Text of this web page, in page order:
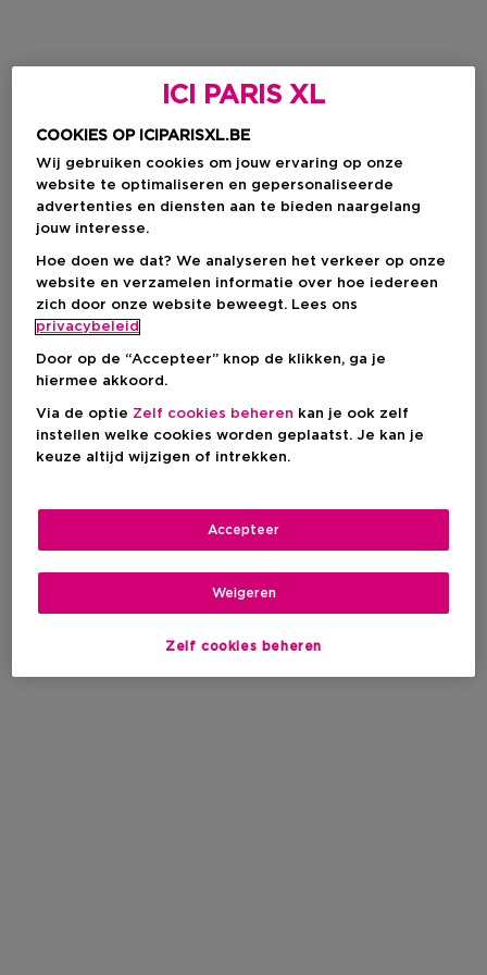
ICI PARIS XL
COOKIES OP ICIPARISXL.BE
Wij gebruiken cookies om jouw ervaring op onze
website te optimaliseren en gepersonaliseerde
advertenties en diensten aan te bieden naargelang
jouw interesse.
Hoe doen we dat? We analyseren het verkeer op onze
website en verzamelen informatie over hoe iedereen
zich door onze website beweegt. Lees ons
privacybeleid
Door op de “Accepteer” knop de klikken, ga je
hiermee akkoord.
Via de optie Zelf cookies beheren kan je ook zelf
instellen welke cookies worden geplaatst. Je kan je
keuze altijd wijzigen of intrekken.
Zelf cookies beheren
Weigeren
Accepteer